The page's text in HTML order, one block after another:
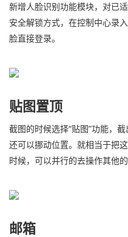
新增人脸识别功能模块，对已
安全解锁方式，在控制中心录
脸直接登录。
贴图置顶
截图的时候选择“贴图”功能，
还可以挪动位置。就相当于把
时候，可以并行的去操作其他
邮箱